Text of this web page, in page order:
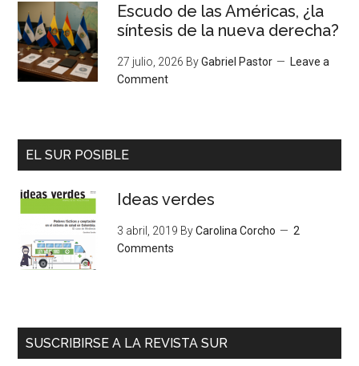
Escudo de las Américas, ¿la
síntesis de la nueva derecha?
27 julio, 2026 ByGabriel Pastor
Leave a
Comment
EL SUR POSIBLE
Ideas verdes
3 abril, 2019 ByCarolina Corcho
2
Comments
SUSCRIBIRSE A LA REVISTA SUR